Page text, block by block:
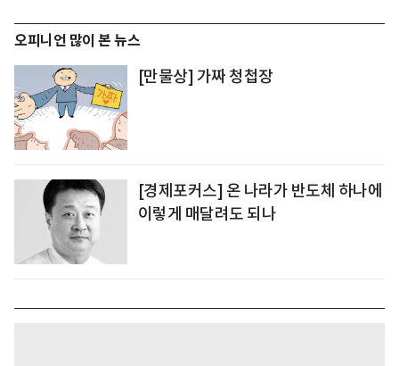
오피니언 많이 본 뉴스
[만물상] 가짜 청첩장
[경제포커스] 온 나라가 반도체 하나에
이렇게 매달려도 되나